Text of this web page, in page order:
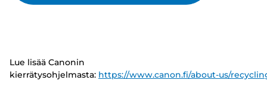
Lue lisää Canonin
kierrätysohjelmasta: https://www.canon.fi/about-us/